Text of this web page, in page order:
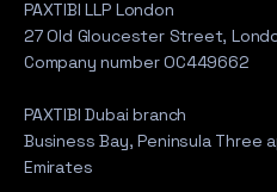
PAXTIBI LLP London
27 Old Gloucester Street,
Company number OC449662
PAXTIBI Dubai branch
Business Bay, Peninsula Three
Emirates